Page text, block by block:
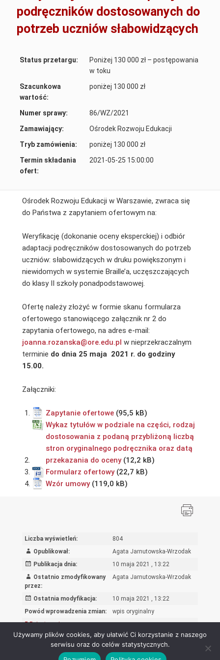
podręczników dostosowanych do
potrzeb uczniów słabowidzących
Status przetargu:
Poniżej 130 000 zł – postępowania
w toku
Szacunkowa
wartość:
poniżej 130 000 zł
Numer sprawy:
86/WZ/2021
Zamawiający:
Ośrodek Rozwoju Edukacji
Tryb zamówienia:
poniżej 130 000 zł
Termin składania
ofert:
2021-05-25 15:00:00
Ośrodek Rozwoju Edukacji w Warszawie, zwraca się
do Państwa z zapytaniem ofertowym na:
Weryfikację (dokonanie oceny eksperckiej) i odbiór
adaptacji podręczników dostosowanych do potrzeb
uczniów: słabowidzących w druku powiększonym i
niewidomych w systemie Braille’a, uczęszczających
do klasy II szkoły ponadpodstawowej.
Ofertę należy złożyć w formie skanu formularza
ofertowego stanowiącego załącznik nr 2 do
zapytania ofertowego, na adres e-mail:
joanna.rozanska@ore.edu.pl w nieprzekraczalnym
terminie do dnia 25 maja 2021 r. do godziny
15.00.
Załączniki:
Zapytanie ofertowe
Wykaz tytułów w podziale na części, rodzaj
dostosowania z podaną przybliżoną liczbą
stron oryginalnego podręcznika oraz datą
przekazania do oceny
Formularz ofertowy
Wzór umowy
Liczba wyświetleń:
804
Opublikował:
Agata Jarnutowska-Wrzodak
Publikacja dnia:
10 maja 2021 , 13:22
Ostatnio zmodyfikowany
przez:
Agata Jarnutowska-Wrzodak
Ostatnia modyfikacja:
10 maja 2021 , 13:22
Powód wprowadzenia zmian:
wpis oryginalny
Rejestr zmian
Używamy plików cookies, aby ułatwić Ci korzystanie z naszego
serwisu oraz do celów statystycznych.